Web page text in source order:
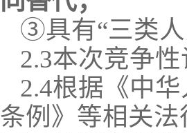
③具有“三类
2.3本次竞争性
2.4根据《中
条例》等相关